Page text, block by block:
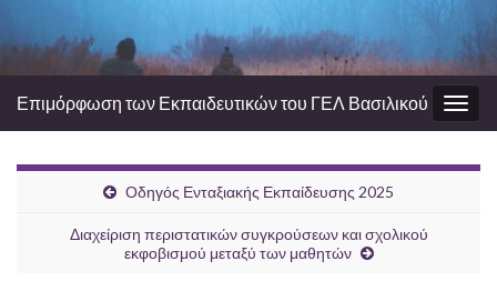
Επιμόρφωση των Εκπαιδευτικών του ΓΕΛ Βασιλικού
Οδηγός Ενταξιακής Εκπαίδευσης 2025
Διαχείριση περιστατικών συγκρούσεων και σχολικού
εκφοβισμού μεταξύ των μαθητών